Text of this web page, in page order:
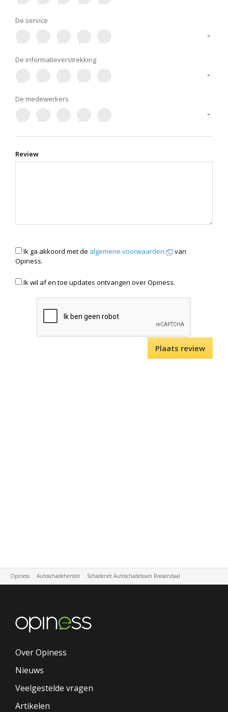
De service
-
De informatieverstrekking
-
De medewerkers
-
Review
Ik ga akkoord met de algemene voorwaarden
van
Opiness.
Ik wil af en toe updates ontvangen over Opiness.
Opiness Autoschadeherstel Schadenet Autoschadeteam Roosendaal
Over Opiness
Nieuws
Veelgestelde vragen
Artikelen